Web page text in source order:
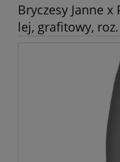
Bryczesy Janne x
lej, grafitowy,